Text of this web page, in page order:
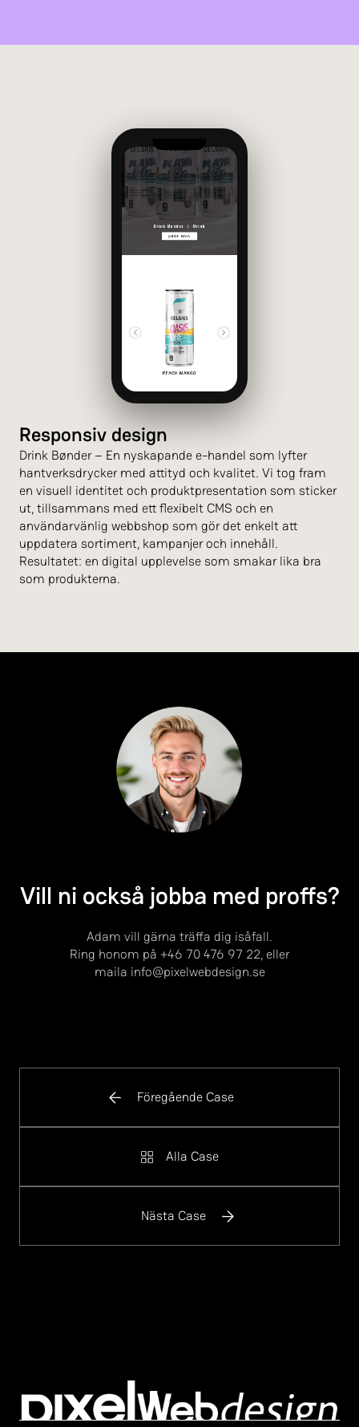
Responsiv design
Drink Bønder – En nyskapande e-handel som lyfter
hantverksdrycker med attityd och kvalitet. Vi tog fram
en visuell identitet och produktpresentation som sticker
ut, tillsammans med ett flexibelt CMS och en
användarvänlig webbshop som gör det enkelt att
uppdatera sortiment, kampanjer och innehåll.
Resultatet: en digital upplevelse som smakar lika bra
som produkterna.
Vill ni också jobba med proffs?
Adam vill gärna träffa dig isåfall.
Ring honom på +46 70 476 97 22, eller
maila info@pixelwebdesign.se
Föregående Case
Alla Case
Nästa Case